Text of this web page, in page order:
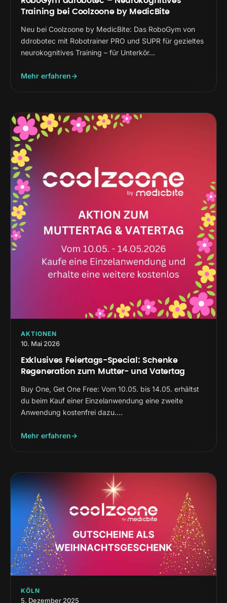
Training bei Coolzoone by MedicBite
Neu bei Coolzoone by MedicBite: Das RoboGym von
ddrobotec mit Robotrainer PRO und SUPR für gezieltes
neurokognitives Training – für Unterkör…
Mehr erfahren
AKTIONEN
10. Mai 2026
Exklusives Feiertags-Special: Schenke
Regeneration zum Mutter- und Vatertag
Buy One, Get One Free: Vom 10.05. bis 14.05. erhältst
du beim Kauf einer Einzelanwendung eine zweite
Anwendung kostenfrei dazu.…
Mehr erfahren
KÖLN
5. Dezember 2025